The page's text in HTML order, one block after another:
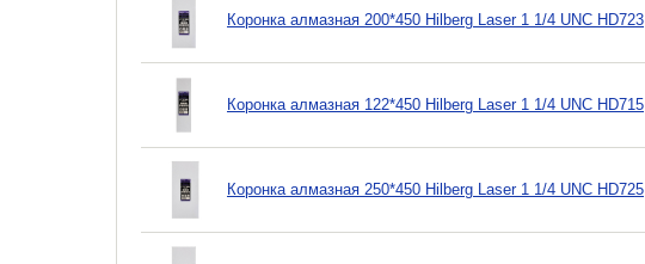
Коронка алмазная 200*450 Hilberg Laser 1 1/4 UNC HD723
Коронка алмазная 122*450 Hilberg Laser 1 1/4 UNC HD715
Коронка алмазная 250*450 Hilberg Laser 1 1/4 UNC HD725